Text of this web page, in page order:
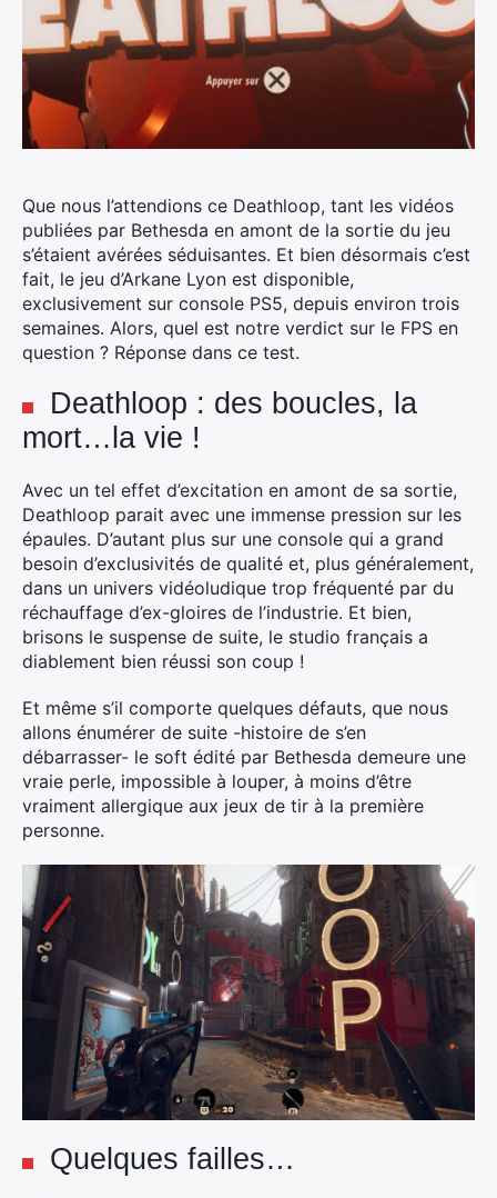
Que nous l’attendions ce Deathloop, tant les vidéos
publiées par Bethesda en amont de la sortie du jeu
s’étaient avérées séduisantes. Et bien désormais c’est
fait, le jeu d’Arkane Lyon est disponible,
exclusivement sur console PS5, depuis environ trois
semaines. Alors, quel est notre verdict sur le FPS en
question ? Réponse dans ce test.
Deathloop : des boucles, la
mort…la vie !
Avec un tel effet d’excitation en amont de sa sortie,
Deathloop parait avec une immense pression sur les
épaules. D’autant plus sur une console qui a grand
besoin d’exclusivités de qualité et, plus généralement,
dans un univers vidéoludique trop fréquenté par du
réchauffage d’ex-gloires de l’industrie. Et bien,
brisons le suspense de suite, le studio français a
diablement bien réussi son coup !
Et même s’il comporte quelques défauts, que nous
allons énumérer de suite -histoire de s’en
débarrasser- le soft édité par Bethesda demeure une
vraie perle, impossible à louper, à moins d’être
vraiment allergique aux jeux de tir à la première
personne.
Quelques failles…